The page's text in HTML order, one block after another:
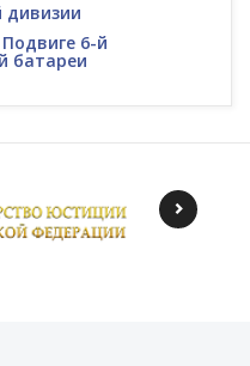
дивизии
6-й
батареи